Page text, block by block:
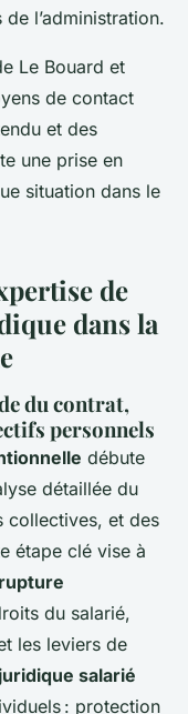
l’administration.
Le Bouard et
de contact
et des
une prise en
situation dans le
de
dans la
du contrat,
personnels
débute
détaillée du
collectives, et des
étape clé vise à
du salarié,
les leviers de
salarié
: protection